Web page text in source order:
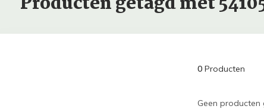
0Producten
Geen producten